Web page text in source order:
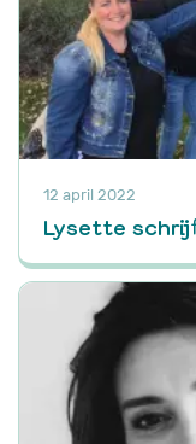
12 april 2022
Lysette